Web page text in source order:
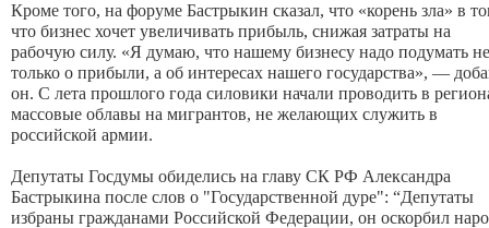
Кроме того, на форуме Бастрыкин сказал, что «корень зла» в
что бизнес хочет увеличивать прибыль, снижая затраты на
рабочую силу. «Я думаю, что нашему бизнесу надо подумать не
только о прибыли, а об интересах нашего государства», —
он. С лета прошлого года силовики начали проводить в
массовые облавы на мигрантов, не желающих служить в
российской армии.
Депутаты Госдумы обиделись на главу СК РФ Александра
Бастрыкина после слов о "Государственной дуре": “Депутаты
избраны гражданами Российской Федерации, он оскорбил